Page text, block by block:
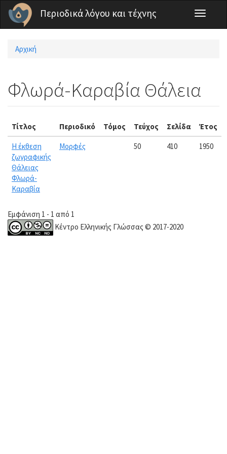
Παράκαμψη προς το κυρίως περιεχόμενο
Περιοδικά λόγου και τέχνης
Toggle
Είστε εδώ
Αρχική
Φλωρά-Καραβία Θάλεια
Τίτλος Περιοδικό Τόμος Τεύχος Σελίδα Έτος
Η έκθεση
ζωγραφικής
Θάλειας
Φλωρά-
Καραβία
Μορφές 50 410 1950
Εμφάνιση 1 - 1 από 1
Κέντρο Ελληνικής Γλώσσας © 2017-2020